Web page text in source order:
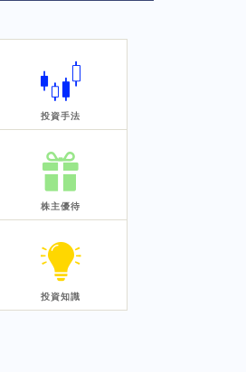
投資手法
株主優待
投資知識